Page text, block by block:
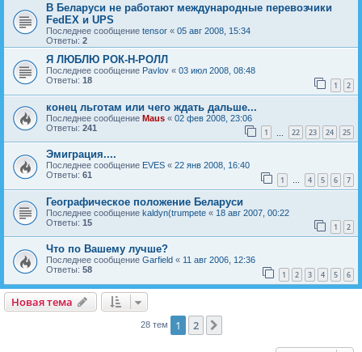
В Беларуси не работают международные перевозчики
FedEX и UPS
Последнее сообщение tensor « 05 авг 2008, 15:34
Ответы: 2
Я ЛЮБЛЮ РОК-Н-РОЛЛ
Последнее сообщение Pavlov « 03 июл 2008, 08:48
Ответы: 18 1 2
конец льготам или чего ждать дальше...
Последнее сообщение Maus « 02 фев 2008, 23:06
Ответы: 241 1 22 23 24 25
Эмиграция....
Последнее сообщение EVES « 22 янв 2008, 16:40
Ответы: 61 1 … 4 5 6 7
Географическое положение Беларуси
Последнее сообщение kaldyn(trumpete « 18 авг 2007, 00:22
Ответы: 15 1 2
Что по Вашему лучше?
Последнее сообщение Garfield « 11 авг 2006, 12:36
Ответы: 58 1 2 3 4 5 6
Новая тема
Новаятема
28 тем 1 2